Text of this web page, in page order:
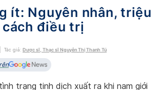
ít: Nguyên nhân, triệu
điều trị
Tác giả: Dược sĩ, Thạc sĩ Nguyễn Thị Thanh Tú
trạng tinh dịch xuất ra khi nam giới